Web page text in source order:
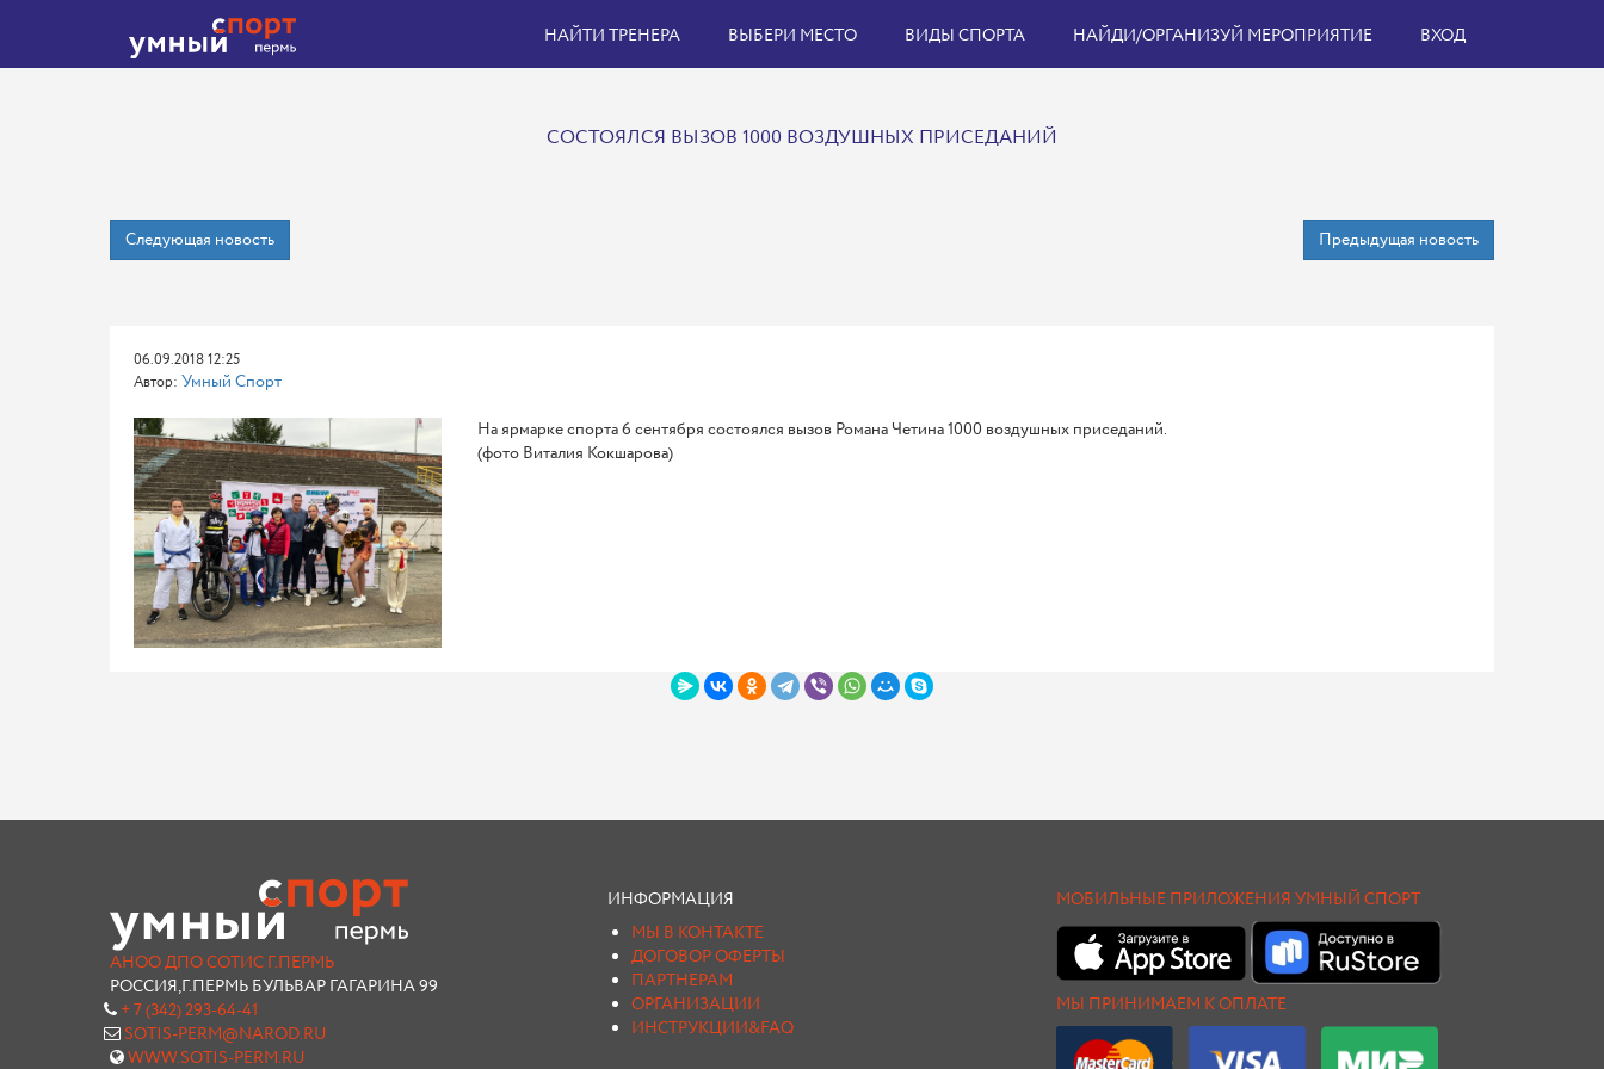
НАЙТИ ТРЕНЕРА ВЫБЕРИ МЕСТО ВИДЫ СПОРТА НАЙДИ/ОРГАНИЗУЙ МЕРОПРИЯТИЕ ВХОД
СОСТОЯЛСЯ ВЫЗОВ 1000 ВОЗДУШНЫХ ПРИСЕДАНИЙ
Следующая новость Предыдущая новость
06.09.2018 12:25
Автор: Умный Спорт
На ярмарке спорта 6 сентября состоялся вызов Романа Четина 1000 воздушных приседаний.
(фото Виталия Кокшарова)
АНОО ДПО СОТИС Г.ПЕРМЬ
РОССИЯ,Г.ПЕРМЬ БУЛЬВАР ГАГАРИНА 99
+ 7 (342) 293-64-41
SOTIS-PERM@NAROD.RU
WWW.SOTIS-PERM.RU
ИНФОРМАЦИЯ
МЫ В КОНТАКТЕ
ДОГОВОР ОФЕРТЫ
ПАРТНЕРАМ
ОРГАНИЗАЦИИ
ИНСТРУКЦИИ&FAQ
МОБИЛЬНЫЕ ПРИЛОЖЕНИЯ УМНЫЙ СПОРТ
МЫ ПРИНИМАЕМ К ОПЛАТЕ